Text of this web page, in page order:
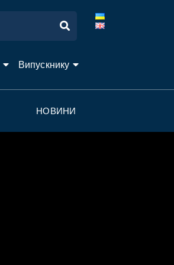
Випускнику
НОВИНИ